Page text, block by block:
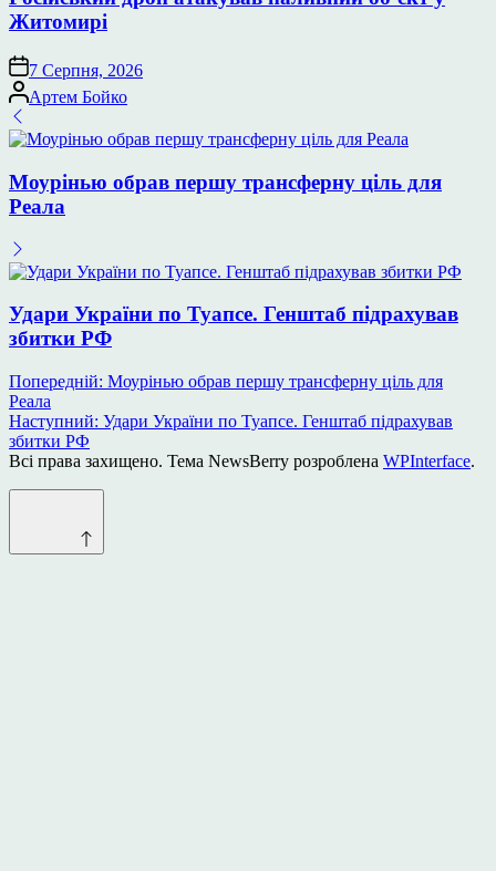
Житомирі
7 Серпня, 2026
Опубліковано
Артем Бойко
Моурінью обрав першу трансферну ціль для
Реала
Удари України по Туапсе. Генштаб підрахував
збитки РФ
Навігація
записів
Попередній: Моурінью обрав першу трансферну ціль для
Реала
Наступний: Удари України по Туапсе. Генштаб підрахував
збитки РФ
Всі права захищено. Тема NewsBerry розроблена WPInterface.